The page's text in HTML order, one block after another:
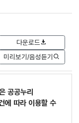
다운로드
미리보기/음성듣기
공공누리
에 따라 이용할 수